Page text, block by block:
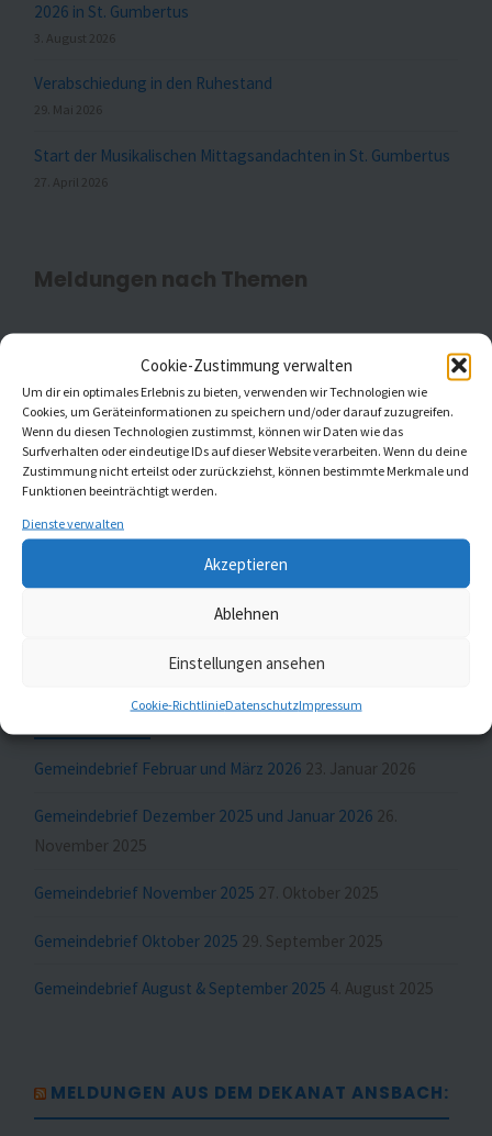
Cookie-Zustimmung verwalten
Um dir ein optimales Erlebnis zu bieten, verwenden wir Technologien wie
Cookies, um Geräteinformationen zu speichern und/oder darauf zuzugreifen.
Wenn du diesen Technologien zustimmst, können wir Daten wie das
Surfverhalten oder eindeutige IDs auf dieser Website verarbeiten. Wenn du deine
Zustimmung nicht erteilst oder zurückziehst, können bestimmte Merkmale und
Funktionen beeinträchtigt werden.
Dienste verwalten
Akzeptieren
Ablehnen
Einstellungen ansehen
Cookie-RichtlinieDatenschutzImpressum
2026 in St. Gumbertus
3. August 2026
Verabschiedung in den Ruhestand
29. Mai 2026
Start der Musikalischen Mittagsandachten in St. Gumbertus
27. April 2026
Meldungen nach Themen
Gottesdienste(1)
Kaleidoskop Kirchenmusik(1)
Kinder- und Jugendchöre
MELDUNGEN AUS ST. JOHANNIS UND ST.
GUMBERTUS
Gemeindebrief Februar und März 2026 23. Januar 2026
Gemeindebrief Dezember 2025 und Januar 2026 26.
November 2025
Gemeindebrief November 2025 27. Oktober 2025
Gemeindebrief Oktober 2025 29. September 2025
Gemeindebrief August & September 2025 4. August 2025
MELDUNGEN AUS DEM DEKANAT ANSBACH: